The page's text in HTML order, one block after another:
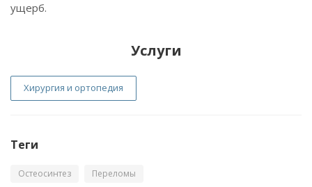
ущерб.
Услуги
Хирургия и ортопедия
Теги
Остеосинтез Переломы